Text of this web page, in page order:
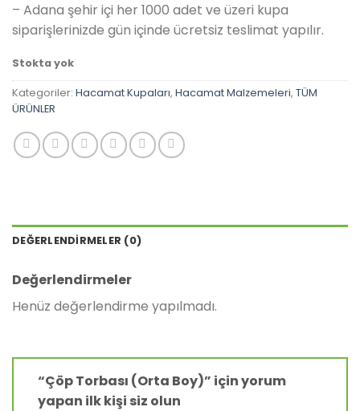
– Adana şehir içi her 1000 adet ve üzeri kupa
siparişlerinizde gün içinde ücretsiz teslimat yapılır.
Stokta yok
Kategoriler: Hacamat Kupaları, Hacamat Malzemeleri, TÜM
ÜRÜNLER
DEĞERLENDIRMELER (0)
Değerlendirmeler
Henüz değerlendirme yapılmadı.
“Çöp Torbası (Orta Boy)” için yorum
yapan ilk kişi siz olun